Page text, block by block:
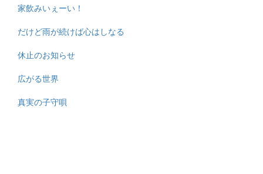
家飲みいぇーい！
だけど雨が続けば心はしなる
休止のお知らせ
広がる世界
真実の子守唄